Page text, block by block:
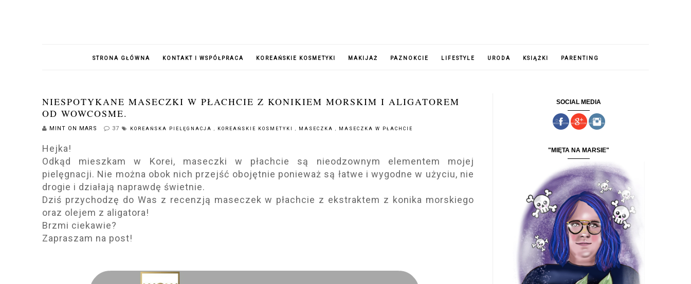
STRONA GŁÓWNA KONTAKT I WSPÓŁPRACA KOREAŃSKIE KOSMETYKI MAKIJAŻ PAZNOKCIE LIFESTYLE URODA KSIĄŻKI PARENTING
NIESPOTYKANE MASECZKI W PŁACHCIE Z KONIKIEM MORSKIM I ALIGATOREM
OD WOWCOSME.
MINT ON MARS 37 KOREAŃSKA PIELĘGNACJA KOREAŃSKIE KOSMETYKI MASECZKA MASECZKA W PŁACHCIE
Hejka!
Odkąd mieszkam w Korei, maseczki w płachcie są nieodzownym elementem mojej
pielęgnacji. Nie można obok nich przejść obojętnie ponieważ są łatwe i wygodne w użyciu, nie
drogie i działają naprawdę świetnie.
Dziś przychodzę do Was z recenzją maseczek w płachcie z ekstraktem z konika morskiego
oraz olejem z aligatora!
Brzmi ciekawie?
Zapraszam na post!
SOCIAL MEDIA
"MIĘTA NA MARSIE"